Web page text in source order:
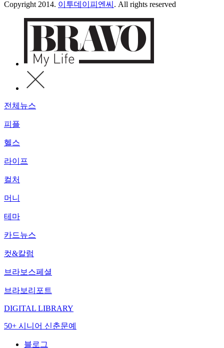
Copyright 2014. 이투데이피엔씨 . All rights reserved
전체뉴스
피플
헬스
라이프
컬처
머니
테마
카드뉴스
컷&칼럼
브라보스페셜
브라보리포트
DIGITAL LIBRARY
50+ 시니어 신춘문예
블로그